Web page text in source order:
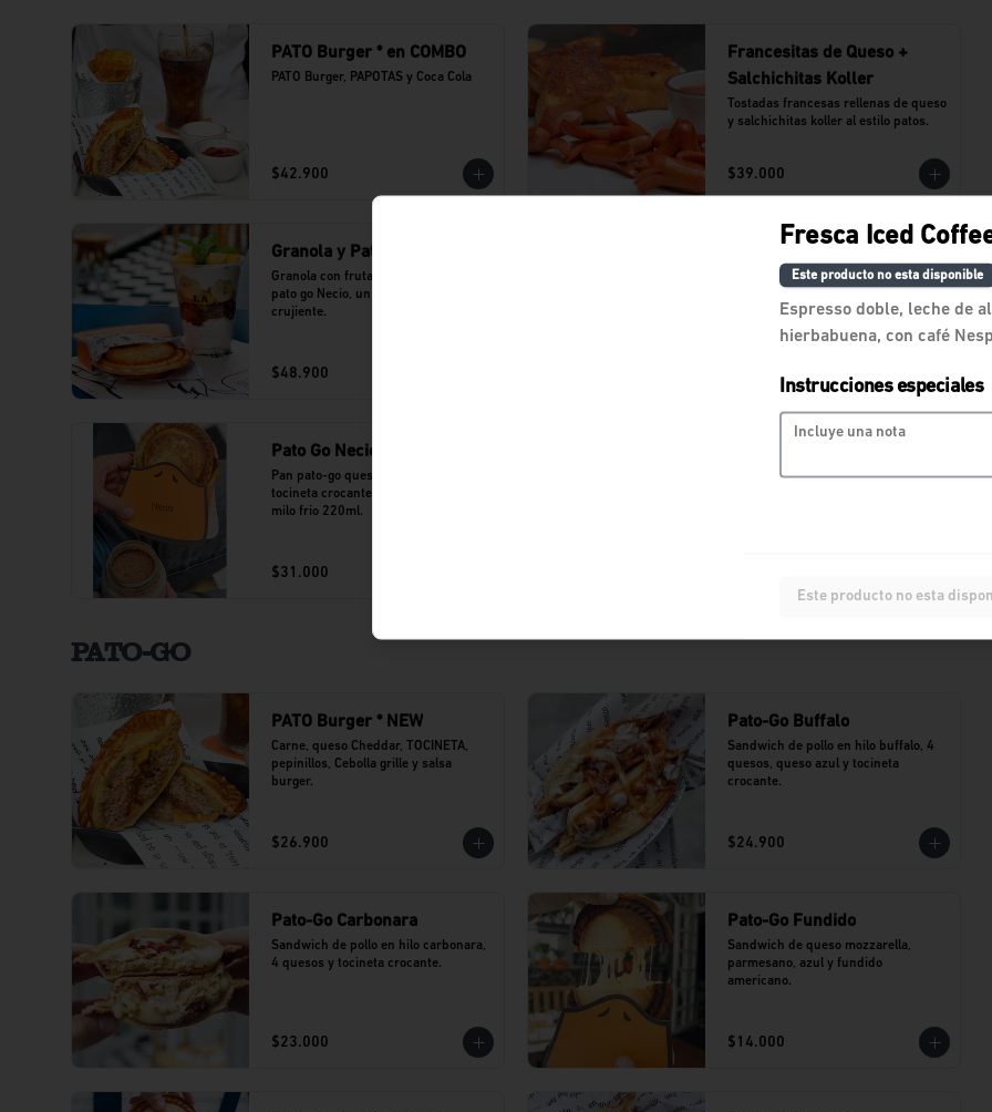
PATO Burger * en COMBO
PATO Burger, PAPOTAS y Coca Cola
$42.900
Francesitas de Queso +
Salchichitas Koller
Tostadas francesas rellenas de queso
y salchichitas koller al estilo patos.
$39.000
Granola y Pato Go
Granola con frutas tropicales y un
pato go Necio, un emparedado
crujiente.
$48.900
Milo Frio
Sanduche de queso cheddar,
tocineta, jamón y huevo. acompañado
de milo frío
$33.100
Pato Go Necio y Milo
Pan pato-go queso cheddar, jamón y
tocineta crocante acompañado de un
milo frio 220ml.
$31.000
PATO-GO
PATO Burger * NEW
Carne, queso Cheddar, TOCINETA,
pepinillos, Cebolla grille y salsa
burger.
$26.900
Pato-Go Buffalo
Sandwich de pollo en hilo buffalo, 4
quesos, queso azul y tocineta
crocante.
$24.900
Pato-Go Carbonara
Sandwich de pollo en hilo carbonara,
4 quesos y tocineta crocante.
$23.000
Pato-Go Fundido
Sandwich de queso mozzarella,
parmesano, azul y fundido
americano.
$14.000
Fresca Iced
Este producto no esta disponible
Espresso doble, leche de
hierbabuena, con café
Instrucciones especiales
Este producto no esta